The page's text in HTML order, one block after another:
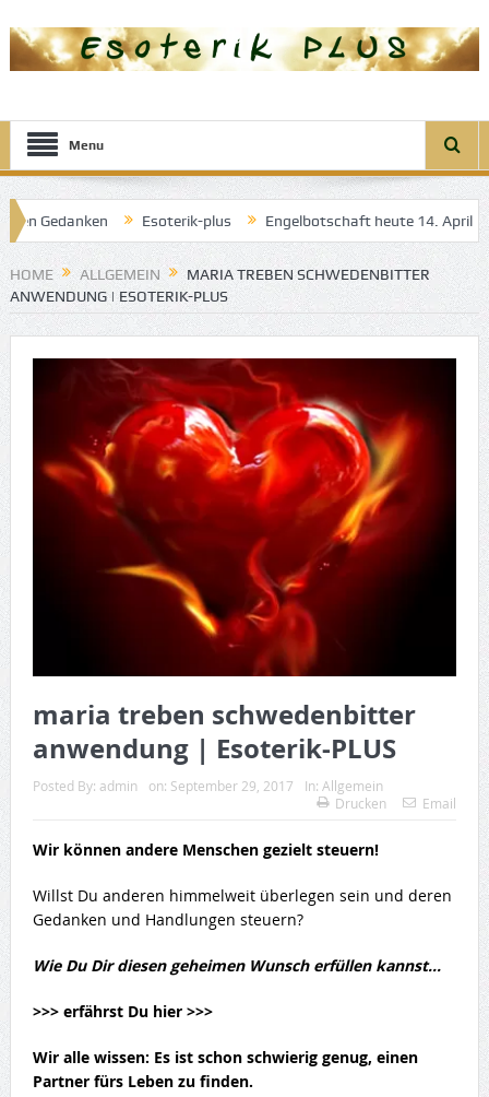
Menu
Esoterik-plus Engelbotschaft heute 14. April 2025:
Träume
HOME ALLGEMEIN
MARIA TREBEN SCHWEDENBITTER
ANWENDUNG | ESOTERIK-PLUS
maria treben schwedenbitter
anwendung | Esoterik-PLUS
Posted By: admin on: September 29, 2017 In: Allgemein
Drucken
Email
Wir können andere Menschen gezielt steuern!
Willst Du anderen himmelweit überlegen sein und deren
Gedanken und Handlungen steuern?
Wie Du Dir diesen geheimen Wunsch erfüllen kannst…
>>> erfährst Du hier >>>
Wir alle wissen: Es ist schon schwierig genug, einen
Partner fürs Leben zu finden.